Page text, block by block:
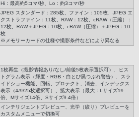
Hi：最高約5コマ/秒、Lo：約3コマ/秒
JPEG スタンダード：285枚、ファイン：105枚、JPEG エ
クストラファイン：11枚、RAW：12枚、cRAW（圧縮）：
12枚、RAW＋JPEG：10枚、cRAW（圧縮）＋JPEG：10
枚
※メモリーカードの仕様や撮影条件などにより異なる
1枚再生（撮影情報あり/なし/前後5枚表示選択可）、ヒス
トグラム表示（輝度・RGB・白とび黒つぶれ警告）、スラ
イドショー機能、回転、プロテクト、消去、インデックス
表示（4/9/25枚選択可）、拡大表示（最大：Lサイズ19
倍、Mサイズ14倍、Sサイズ9.4倍）
インテリジェントプレビュー、光学（絞り）プレビューを
カスタムメニューで切換可